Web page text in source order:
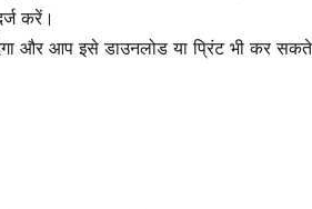
करें।
और आप इसे डाउनलोड या प्रिंट भी कर